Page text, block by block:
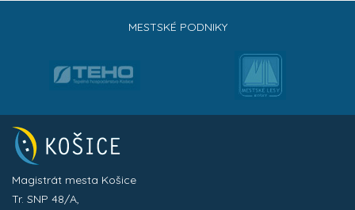
MESTSKÉ PODNIKY
Magistrát mesta Košice
Tr. SNP 48/A,